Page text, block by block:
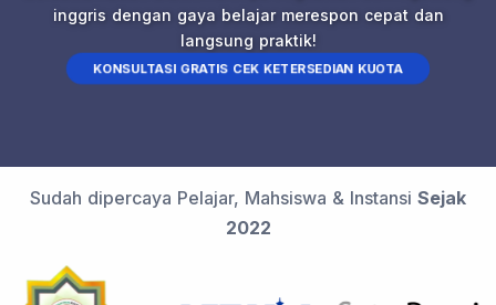
inggris dengan gaya belajar merespon cepat dan
langsung praktik!
KONSULTASI GRATIS CEK KETERSEDIAN KUOTA
Sudah dipercaya Pelajar, Mahsiswa & Instansi Sejak
2022